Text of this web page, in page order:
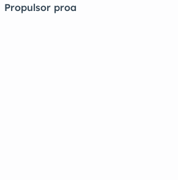
Propulsor proa